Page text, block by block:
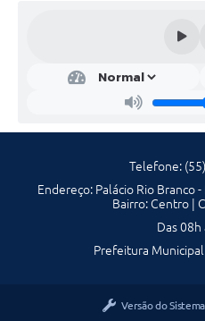
Contas Públicas
Termos de Uso & Política de
Telefone:
Endereço: Palácio Rio Branco
Bairro: Centro |
Das 08h
Prefeitura
Versão do